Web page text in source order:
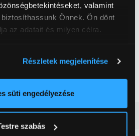
valamint
Önnek. Ön dönt
az adatait és milyen célra.
pár méteres pontossággal
beazonosítása annak konkrét
preferenciáit aRészletek
Részletek megjelenítése
süti engedélyezése
szabás
Termék adatlap
kombinált hűtőszekrény